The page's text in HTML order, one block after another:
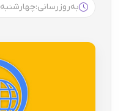
به‌روزرسانی:چهارشنبه 11:36